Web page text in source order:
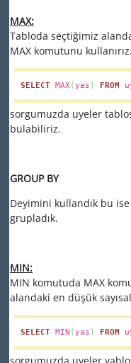
MAX:
Tabloda seçtiğimiz
MAX komutunu kullanırız.
SELECT MAX (yas ) FROM
sorgumuzda uyeler
bulabiliriz.
GROUP BY
Deyimini kullandık bu
grupladık.
MIN:
MIN komutuda MAX
alandaki en düşük
SELECT MIN (yas ) FROM